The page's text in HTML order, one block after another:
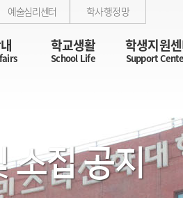
학교생활
School Life
학생지원
Support
예술심리센터 학사행정망
소집 공지